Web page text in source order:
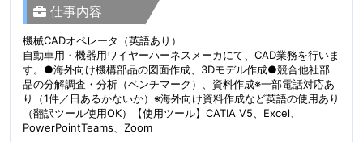
仕事内容
機械CADオペレータ（英語あり）
自動車用・機器用ワイヤーハーネスメーカにて、CAD業務を行いま
す。●海外向け機構部品の図面作成、3Dモデル作成●競合他社部
品の分解調査・分析（ベンチマーク）、資料作成※一部電話対応あ
り（1件／日あるかないか）※海外向け資料作成など英語の使用あり
（翻訳ツール使用OK）【使用ツール】CATIA V5、Excel、
PowerPointTeams、Zoom